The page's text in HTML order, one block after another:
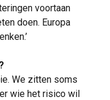
voortaan
doen. Europa
We zitten soms
wie het risico wil